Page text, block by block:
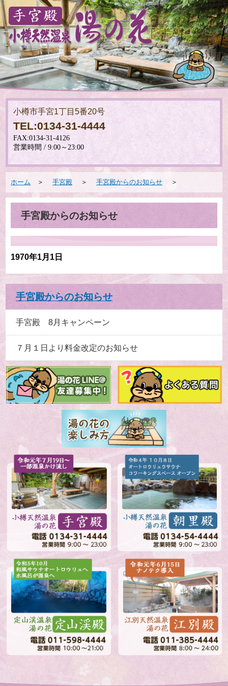
小樽市手宮1丁目5番20号
TEL:0134-31-4444
ホーム ＞手宮殿 ＞手宮殿からのお知らせ ＞
手宮殿からのお知らせ
1970年1月1日
手宮殿からのお知らせ
手宮殿 8月キャンペーン
７月１日より料金改定のお知らせ